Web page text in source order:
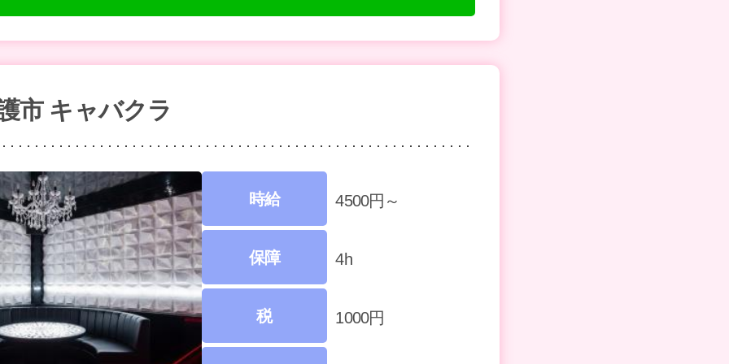
市 キャバクラ
時給 4500円～
保障 4h
税 1000円